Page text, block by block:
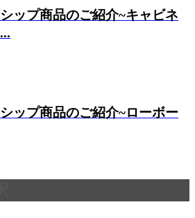
ップ商品のご紹介~キャビネ
ップ商品のご紹介~ローボー